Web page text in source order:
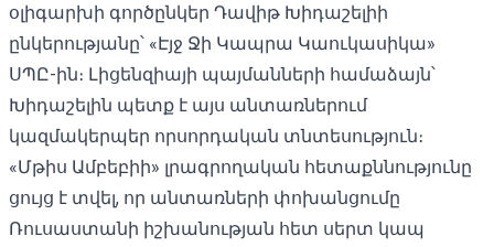
օլիգարխի գործընկեր Դավիթ Խիդաշելիի
ընկերությանը՝ «Էյջ Ջի Կապրա Կաուկասիկա»
ՍՊԸ-ին։ Լիցենզիայի պայմանների համաձայն՝
Խիդաշելին պետք է այս անտառներում
կազմակերպեր որսորդական տնտեսություն։
«Մթիս Ամբեբիի» լրագրողական հետաքննությունը
ցույց է տվել, որ անտառների փոխանցումը
Ռուսաստանի իշխանության հետ սերտ կապ